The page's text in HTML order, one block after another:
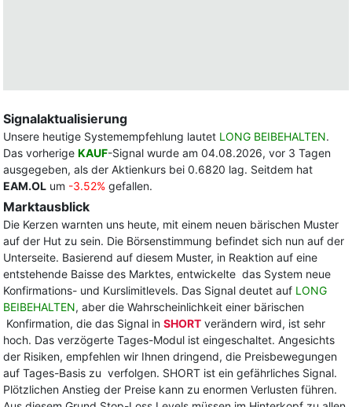
Signalaktualisierung
Unsere heutige Systemempfehlung lautet LONG BEIBEHALTEN.
Das vorherige KAUF-Signal wurde am 04.08.2026, vor 3 Tagen
ausgegeben, als der Aktienkurs bei 0.6820 lag. Seitdem hat
EAM.OL um -3.52% gefallen.
Marktausblick
Die Kerzen warnten uns heute, mit einem neuen bärischen Muster
auf der Hut zu sein. Die Börsenstimmung befindet sich nun auf der
Unterseite. Basierend auf diesem Muster, in Reaktion auf eine
entstehende Baisse des Marktes, entwickelte das System neue
Konfirmations- und Kurslimitlevels. Das Signal deutet auf LONG
BEIBEHALTEN, aber die Wahrscheinlichkeit einer bärischen
Konfirmation, die das Signal in SHORT verändern wird, ist sehr
hoch. Das verzögerte Tages-Modul ist eingeschaltet. Angesichts
der Risiken, empfehlen wir Ihnen dringend, die Preisbewegungen
auf Tages-Basis zu verfolgen. SHORT ist ein gefährliches Signal.
Plötzlichen Anstieg der Preise kann zu enormen Verlusten führen.